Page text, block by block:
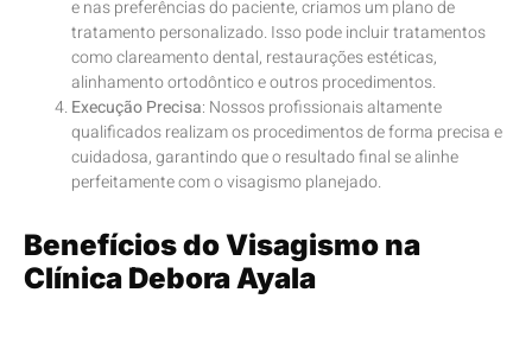
e nas preferências do paciente, criamos um plano de
tratamento personalizado. Isso pode incluir tratamentos
como clareamento dental, restaurações estéticas,
alinhamento ortodôntico e outros procedimentos.
Execução Precisa: Nossos profissionais altamente
qualificados realizam os procedimentos de forma precisa e
cuidadosa, garantindo que o resultado final se alinhe
perfeitamente com o visagismo planejado.
Benefícios do Visagismo na
Clínica Debora Ayala